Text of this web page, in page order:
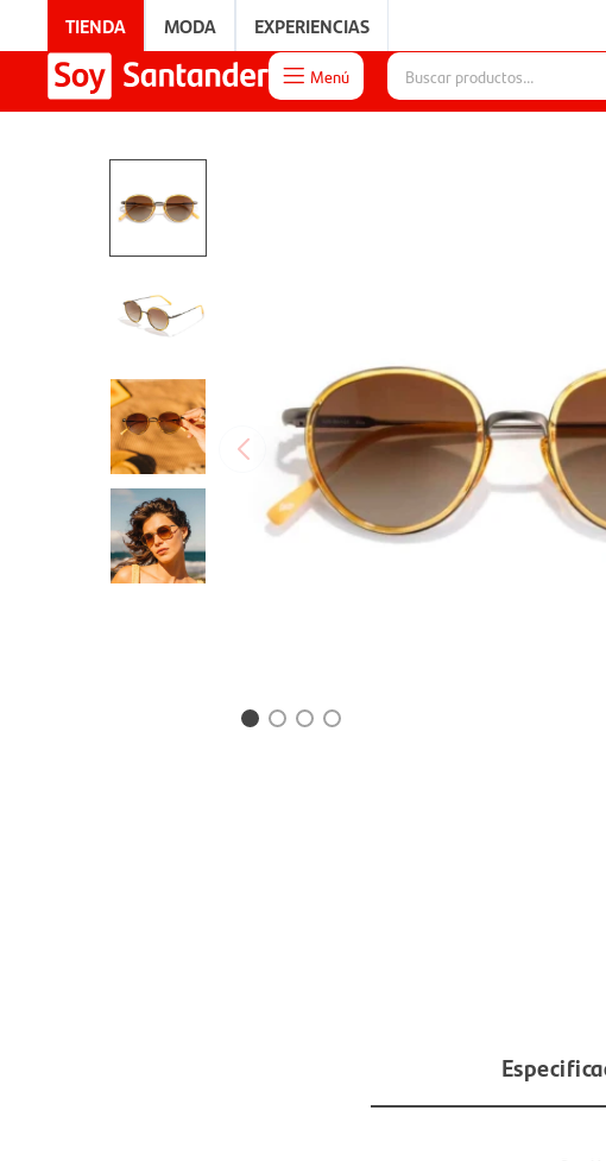
TIENDA MODA EXPERIENCIAS
 Menú